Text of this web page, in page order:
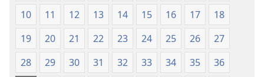
10
11 12 13 14 15 16 17
18
19
20 21 22 23 24 25 26
27
28
29 30 31 32 33 34 35
36